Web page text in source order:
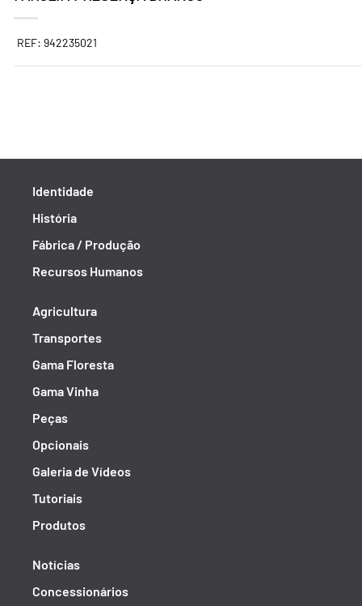
REF: 942235021
Identidade
História
Fábrica / Produção
Recursos Humanos
Agricultura
Transportes
Gama Floresta
Gama Vinha
Peças
Opcionais
Galeria de Vídeos
Tutoriais
Produtos
Notícias
Concessionários